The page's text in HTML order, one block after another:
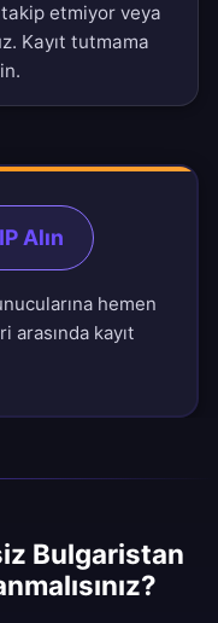
etmiyor veya
Kayıt tutmama
Alın
hemen
arasında kayıt
Bulgaristan